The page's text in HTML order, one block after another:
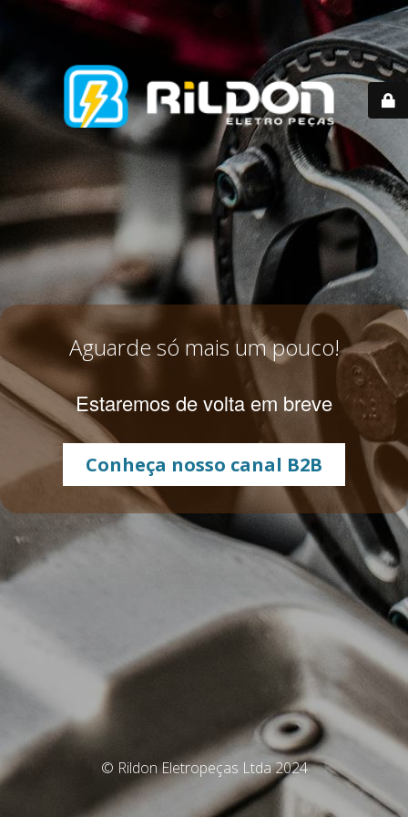
Aguarde só mais um pouco!
Estaremos de volta em breve
Conheça nosso canal B2B
© Rildon Eletropeças Ltda 2024